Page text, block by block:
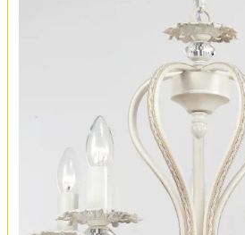
Вся коллекция
Оплата и доставка
Обмен и возврат
Установка